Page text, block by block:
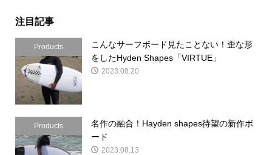
注目記事
Products
こんなサーフボード見たことない！歪な形
をしたHyden Shapes「VIRTUE」
2023.08.20
Products
名作の融合！Hayden shapes待望の新作ボ
ード
2023.08.13